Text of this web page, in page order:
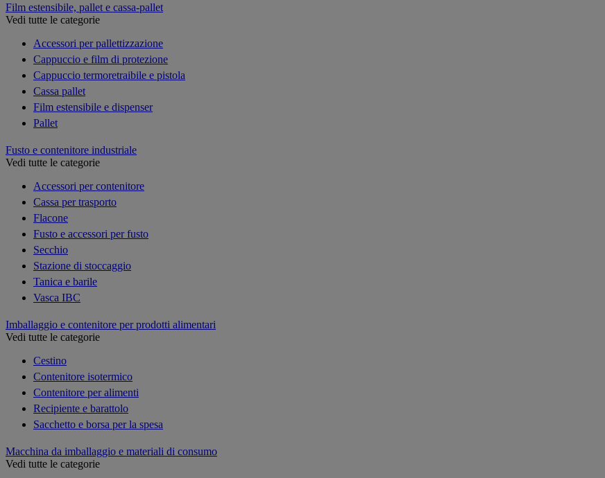
Film estensibile, pallet e cassa-pallet
Vedi tutte le categorie
Accessori per pallettizzazione
Cappuccio e film di protezione
Cappuccio termoretraibile e pistola
Cassa pallet
Film estensibile e dispenser
Pallet
Fusto e contenitore industriale
Vedi tutte le categorie
Accessori per contenitore
Cassa per trasporto
Flacone
Fusto e accessori per fusto
Secchio
Stazione di stoccaggio
Tanica e barile
Vasca IBC
Imballaggio e contenitore per prodotti alimentari
Vedi tutte le categorie
Cestino
Contenitore isotermico
Contenitore per alimenti
Recipiente e barattolo
Sacchetto e borsa per la spesa
Macchina da imballaggio e materiali di consumo
Vedi tutte le categorie